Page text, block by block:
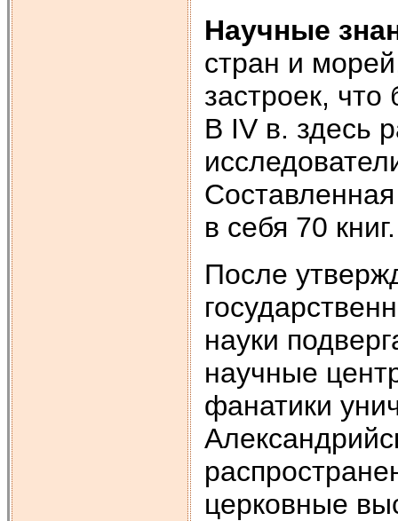
Научные
стран и
застроек,
В IV в. здесь
в себя 70 книг.
После
науки
научные
фанатики
церковные